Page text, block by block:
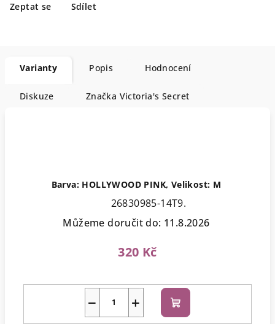
Zeptat se Sdílet
Varianty Popis Hodnocení
Diskuze Značka Victoria's Secret
Barva: HOLLYWOOD PINK, Velikost: M
26830985-14T9.
Můžeme doručit do: 11.8.2026
320 Kč
+
− Do
košíku